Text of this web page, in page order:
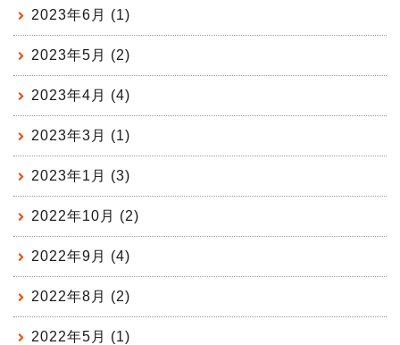
2023年6月 (1)
2023年5月 (2)
2023年4月 (4)
2023年3月 (1)
2023年1月 (3)
2022年10月 (2)
2022年9月 (4)
2022年8月 (2)
2022年5月 (1)